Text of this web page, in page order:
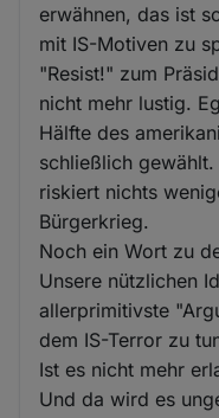
erwähnen, das ist
mit IS-Motiven zu
"Resist!" zum
nicht mehr lustig.
Hälfte des
schließlich
riskiert nichts
Bürgerkrieg.
Noch ein Wort zu
Unsere nützlichen
allerprimitivste
dem IS-Terror zu
Ist es nicht mehr
Und da wird es